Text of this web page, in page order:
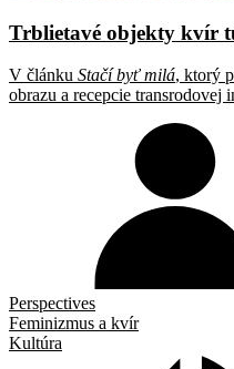
Trblietavé objekty kvír
V článku Stačí byť milá, ktorý
obrazu a recepcie
Perspectives
Feminizmus a kvír
Kultúra